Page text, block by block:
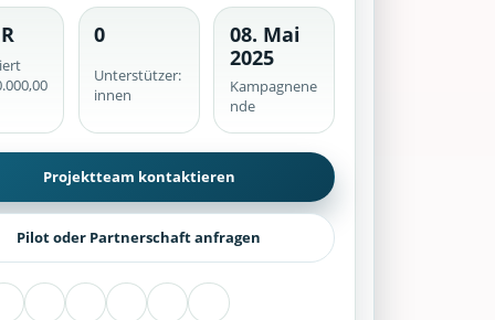
werden serverseitig geprüft.
0
Unterstützer:
innen
08. Mai
2025
Kampagnene
nde
Projektteam kontaktieren
Pilot oder Partnerschaft anfragen